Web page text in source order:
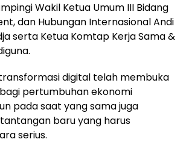
Wakil Ketua Umum III Bidang
dan Hubungan Internasional Andi
serta Ketua Komtap Kerja Sama &
digital telah membuka
pertumbuhan ekonomi
pada saat yang sama juga
baru yang harus
serius.